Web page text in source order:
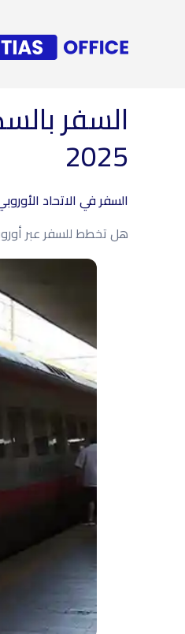
السفر
2025
السفر في الاتحاد
هل تخطط للسفر عبر